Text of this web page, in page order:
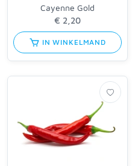
Cayenne Gold
IN WINKELMAND